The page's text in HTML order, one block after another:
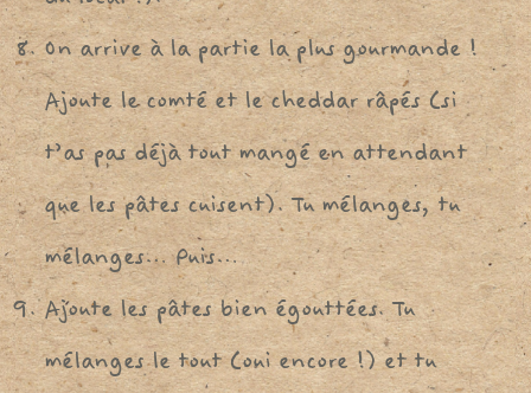
On arrive à la partie la plus gourmande !
Ajoute le comté et le cheddar râpés (si
t’as pas déjà tout mangé en attendant
que les pâtes cuisent). Tu mélanges, tu
mélanges… Puis…
Ajoute les pâtes bien égouttées. Tu
mélanges le tout (oui encore !) et tu